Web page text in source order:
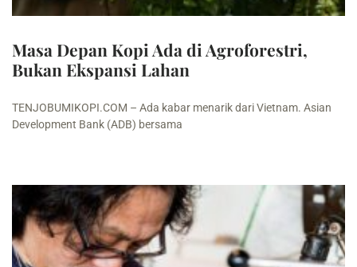
Masa Depan Kopi Ada di Agroforestri,
Bukan Ekspansi Lahan
TENJOBUMIKOPI.COM – Ada kabar menarik dari Vietnam. Asian
Development Bank (ADB) bersama